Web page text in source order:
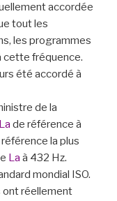
accordée
tout les
les programmes
cette fréquence.
été accordé à
de la
La de référence à
la plus
La à 432 Hz.
mondial ISO.
ont réellement